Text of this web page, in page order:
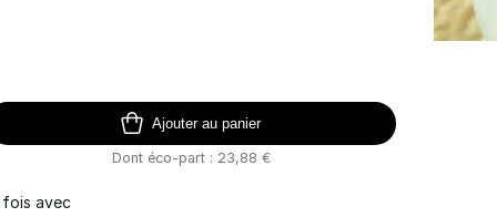
Ajouter au panier
Dont éco-part : 23,88 €
fois avec